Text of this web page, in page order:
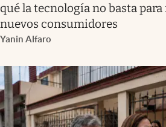
qué la tecnología no basta para
nuevos consumidores
Yanin Alfaro